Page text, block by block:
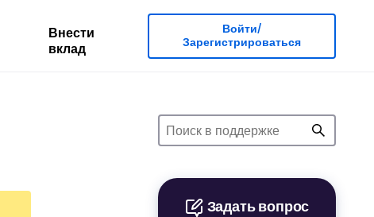
Внести
вклад
Войти/
Зарегистрироваться
Задать вопрос